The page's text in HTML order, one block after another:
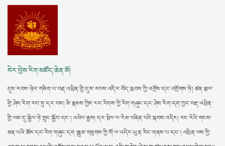
སེར་བྱེས་རིག་མཛོད་ཆེན་མོ།
དུས་རབས་ཉེར་གཅིག་པ་བརྡ་འཕྲིན་གྱི་དུས་རབས་འདིར་འོད་རླབས་ཀྱི་འགྲོས་དང་འགྲོགས་ཏེ། ཚན་རྩལ་
གྱི་ཤེས་རིག་རབ་ཏུ་དར་བས། མི་རྣམས་ཀྱིས་རང་རིགས་ཀྱི་རིག་གཞུང་དང་ཤེས་རིག་དག་ཀྱང་བརྡ་འཕྲིན་
གྱི་ལམ་དུ་སྐྱེལ་ཏེ་སྲུང་སྐྱོབ་དང་། འཕེལ་རྒྱས། དར་སྤེལ་ལ་རེམ་བཞིན་པའི་སྐབས་འདིར། རང་རེའི་གངས་
ཅན་པའི་ཆོས་དང་རིག་གཞུང་དག །ཟླུམ་གཟུགས་ཀྱི་གོ་ལ་འདིར་ཡུན་རིང་གནས་པ་དང་། འཕྲིན་ལས་ཀྱི་